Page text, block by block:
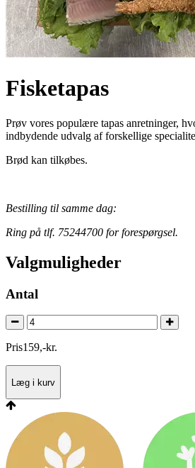
Fisketapas
Prøv vores populære tapas anretninger,
indbydende udvalg af forskellige
Brød kan tilkøbes.
Bestilling til samme dag:
Ring på tlf. 75244700 for forespørgsel.
Valgmuligheder
Antal
Pris159,-kr.
Læg i kurv